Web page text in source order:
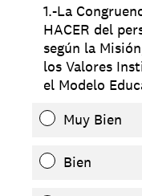
1.-La
HACER del
según la
los Valores
el Modelo
Muy Bien
Bien